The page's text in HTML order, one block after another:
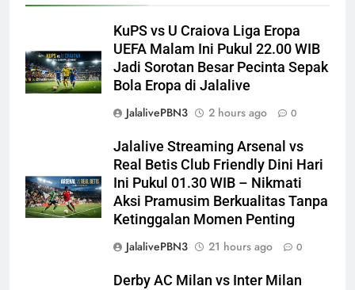
KuPS vs U Craiova Liga Eropa
UEFA Malam Ini Pukul 22.00 WIB
Jadi Sorotan Besar Pecinta Sepak
Bola Eropa di Jalalive
JalalivePBN3
2 hours ago 0
Jalalive Streaming Arsenal vs
Real Betis Club Friendly Dini Hari
Ini Pukul 01.30 WIB – Nikmati
Aksi Pramusim Berkualitas Tanpa
Ketinggalan Momen Penting
JalalivePBN3
21 hours ago 0
Derby AC Milan vs Inter Milan